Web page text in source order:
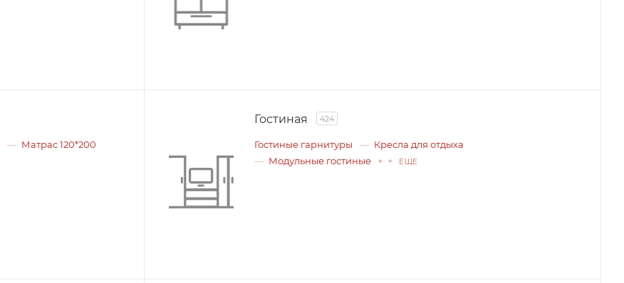
Матрас 120*200
Гостиная 424
Гостиные гарнитуры
Кресла для отдыха
Модульные гостиные
+ + ЕЩЕ